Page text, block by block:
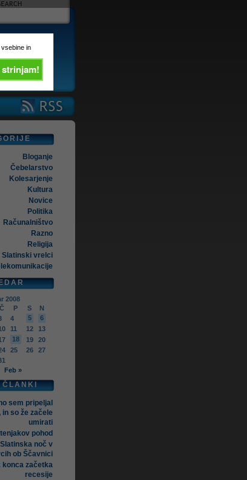
in
strinjam!
Bloganje
Čebelarstvo
Kolesarjenje
Kultura
Novice
Politika
Računalništvo
Razno
Religija
Slatinski vrelci
2008
Č P S
N
4 5
6
11 12
13
18 19
20
25 26
27
Feb »
ČLANKI
sem pripeljal
in so že začele
umirati
pohod
noč v
ob Ščavnici
konca začetka
recesije